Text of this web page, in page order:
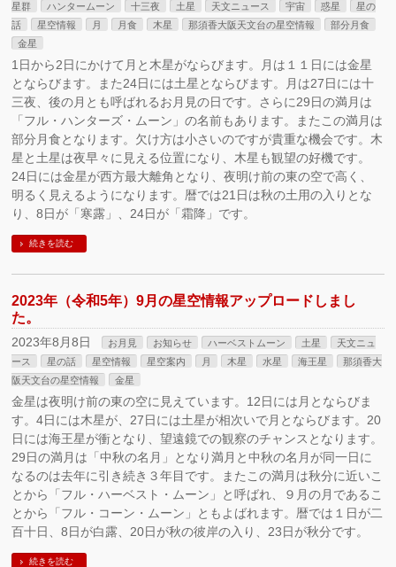
星群
ハンタームーン 十三夜 土星 天文ニュース 宇宙 惑星
星の
話
星空情報 月 月食 木星 那須香大阪天文台の星空情報
部分月食
金星
1日から2日にかけて月と木星がならびます。月は１１日には金星
とならびます。また24日には土星とならびます。月は27日には十
三夜、後の月とも呼ばれるお月見の日です。さらに29日の満月は
「フル・ハンターズ・ムーン」の名前もあります。またこの満月は
部分月食となります。欠け方は小さいのですが貴重な機会です。木
星と土星は夜早々に見える位置になり、木星も観望の好機です。
24日には金星が西方最大離角となり、夜明け前の東の空で高く、
明るく見えるようになります。暦では21日は秋の土用の入りとな
り、8日が「寒露」、24日が「霜降」です。
続きを読む
2023年（令和5年）9月の星空情報アップロードしまし
た。
2023年8月8日 お月見 お知らせ ハーベストムーン 土星
天文ニュ
ース
星の話 星空情報 星空案内 月 木星 水星 海王星
那須香大
阪天文台の星空情報
金星
金星は夜明け前の東の空に見えています。12日には月とならびま
す。4日には木星が、27日には土星が相次いで月とならびます。20
日には海王星が衝となり、望遠鏡での観察のチャンスとなります。
29日の満月は「中秋の名月」となり満月と中秋の名月が同一日に
なるのは去年に引き続き３年目です。またこの満月は秋分に近いこ
とから「フル・ハーベスト・ムーン」と呼ばれ、９月の月であるこ
とから「フル・コーン・ムーン」ともよばれます。暦では１日が二
百十日、8日が白露、20日が秋の彼岸の入り、23日が秋分です。
続きを読む